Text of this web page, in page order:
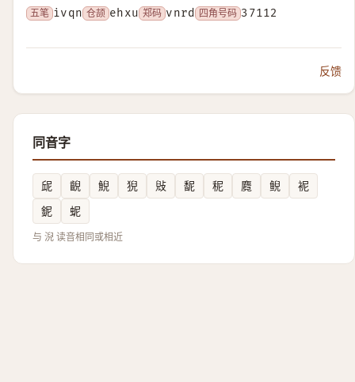
五笔 ivqn 仓颉 ehxu 郑码 vnrd 四角号码 37112
反馈
同音字
屔 齯 鯢 猊 㪒 馜 秜 麑 鲵
䘦
鈮
蚭
与 淣 读音相同或相近